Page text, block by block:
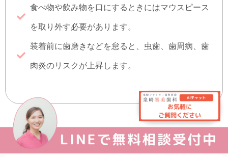
食べ物や飲み物を口にするときにはマウスピース
を取り外す必要があります。
装着前に歯磨きなどを怠ると、虫歯、歯周病、歯
肉炎のリスクが上昇します。